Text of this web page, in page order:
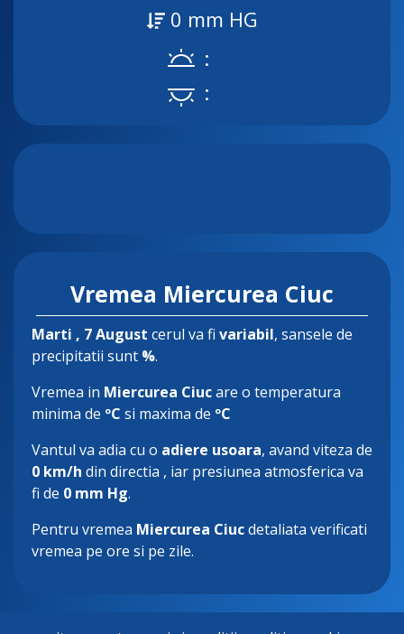
0 mm HG
:
:
Vremea Miercurea Ciuc
Marti , 7 August cerul va fi variabil, sansele de
precipitatii sunt %.
Vremea in Miercurea Ciucare o temperatura
minima de ºC si maxima de ºC
Vantul va adia cu o adiere usoara, avand viteza de
0 km/h din directia , iar presiunea atmosferica va
fi de 0 mm Hg.
Pentru vremea Miercurea Ciucdetaliata verificati
vremea pe ore si pe zile.